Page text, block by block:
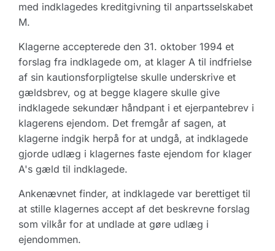
med indklagedes kreditgivning til anpartsselskabet
M.
Klagerne accepterede den 31. oktober 1994 et
forslag fra indklagede om, at klager A til indfrielse
af sin kautionsforpligtelse skulle underskrive et
gældsbrev, og at begge klagere skulle give
indklagede sekundær håndpant i et ejerpantebrev i
klagerens ejendom. Det fremgår af sagen, at
klagerne indgik herpå for at undgå, at indklagede
gjorde udlæg i klagernes faste ejendom for klager
A's gæld til indklagede.
Ankenævnet finder, at indklagede var berettiget til
at stille klagernes accept af det beskrevne forslag
som vilkår for at undlade at gøre udlæg i
ejendommen.